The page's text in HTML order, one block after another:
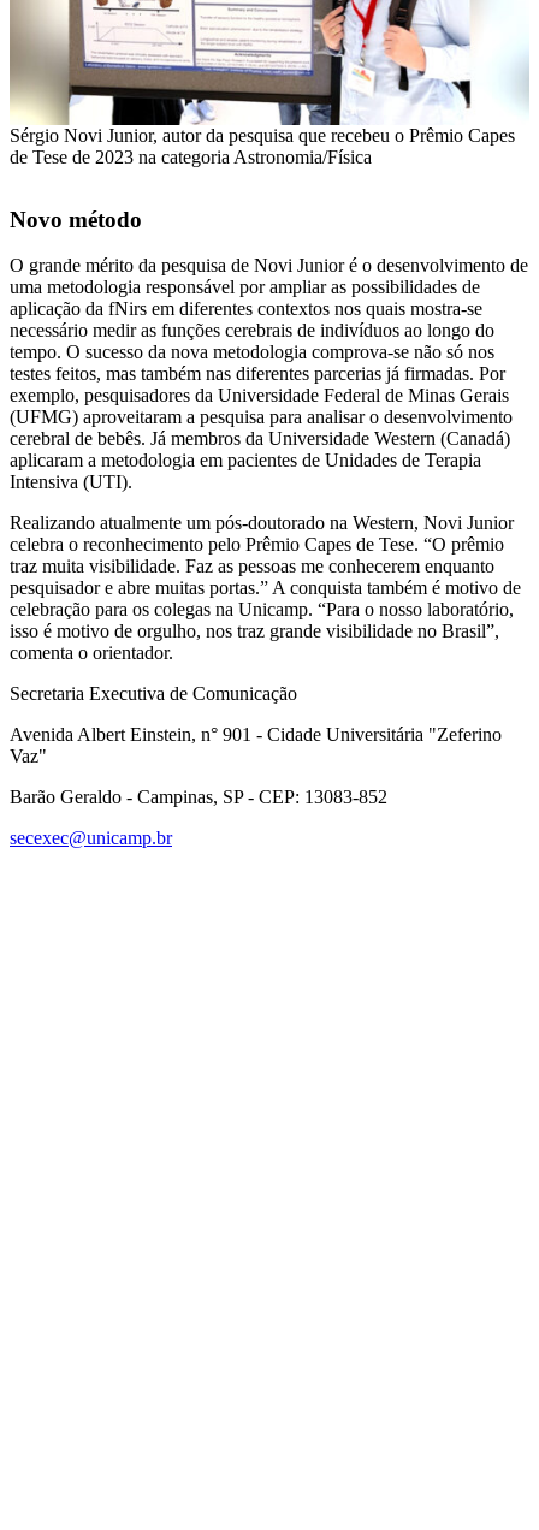
Sérgio Novi Junior, autor da pesquisa que recebeu o Prêmio Capes
de Tese de 2023 na categoria Astronomia/Física
Novo método
O grande mérito da pesquisa de Novi Junior é o desenvolvimento de
uma metodologia responsável por ampliar as possibilidades de
aplicação da fNirs em diferentes contextos nos quais mostra-se
necessário medir as funções cerebrais de indivíduos ao longo do
tempo. O sucesso da nova metodologia comprova-se não só nos
testes feitos, mas também nas diferentes parcerias já firmadas. Por
exemplo, pesquisadores da Universidade Federal de Minas Gerais
(UFMG) aproveitaram a pesquisa para analisar o desenvolvimento
cerebral de bebês. Já membros da Universidade Western (Canadá)
aplicaram a metodologia em pacientes de Unidades de Terapia
Intensiva (UTI).
Realizando atualmente um pós-doutorado na Western, Novi Junior
celebra o reconhecimento pelo Prêmio Capes de Tese. “O prêmio
traz muita visibilidade. Faz as pessoas me conhecerem enquanto
pesquisador e abre muitas portas.” A conquista também é motivo de
celebração para os colegas na Unicamp. “Para o nosso laboratório,
isso é motivo de orgulho, nos traz grande visibilidade no Brasil”,
comenta o orientador.
Secretaria Executiva de Comunicação
Avenida Albert Einstein, n° 901 - Cidade Universitária "Zeferino
Vaz"
Barão Geraldo - Campinas, SP - CEP: 13083-852
secexec@unicamp.br